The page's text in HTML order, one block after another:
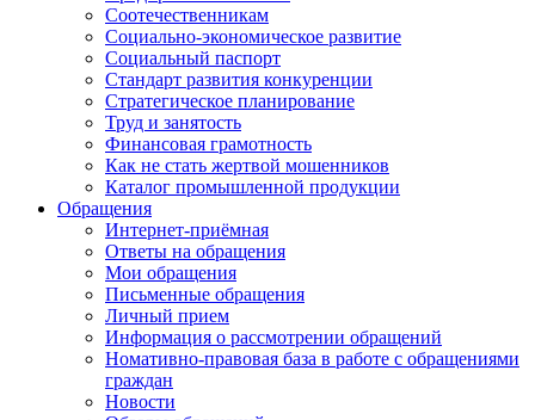
Соотечественникам
Социально-экономическое развитие
Социальный паспорт
Стандарт развития конкуренции
Стратегическое планирование
Труд и занятость
Финансовая грамотность
Как не стать жертвой мошенников
Каталог промышленной продукции
Обращения
Интернет-приёмная
Ответы на обращения
Мои обращения
Письменные обращения
Личный прием
Информация о рассмотрении обращений
Номативно-правовая база в работе с обращениями
граждан
Новости